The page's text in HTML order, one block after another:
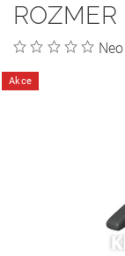
ROZMER
Akce